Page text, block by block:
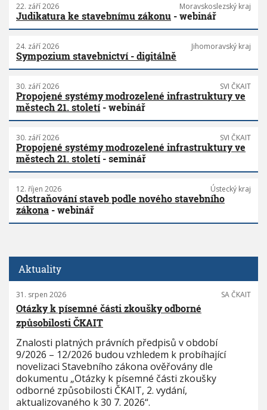
22. září 2026 Moravskoslezský kraj
Judikatura ke stavebnímu zákonu - webinář
24. září 2026 Jihomoravský kraj
Sympozium stavebnictví - digitálně
30. září 2026 SVI ČKAIT
Propojené systémy modrozelené infrastruktury ve
městech 21. století- webinář
30. září 2026 SVI ČKAIT
Propojené systémy modrozelené infrastruktury ve
městech 21. století- seminář
12. říjen 2026 Ústecký kraj
Odstraňování staveb podle nového stavebního
zákona - webinář
Aktuality
31. srpen 2026 SA ČKAIT
Otázky k písemné části zkoušky odborné
způsobilosti ČKAIT
Znalosti platných právních předpisů v období
9/2026 – 12/2026 budou vzhledem k probíhající
novelizaci Stavebního zákona ověřovány dle
dokumentu „Otázky k písemné části zkoušky
odborné způsobilosti ČKAIT, 2. vydání,
aktualizovaného k 30 7. 2026“.